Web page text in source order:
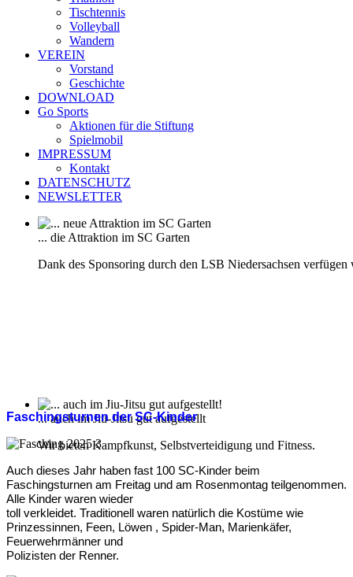
Tischtennis
Volleyball
Wandern
VEREIN
Vorstand
Geschichte
DOWNLOAD
Go Sports
Aktionen für die Stiftung
Spielmobil
IMPRESSUM
Kontakt
DATENSCHUTZ
NEWSLETTER
... die Attraktion im SC Garten
Dank des Sponsoring durch den LSB Niedersachsen
... auch im Jiu-Jitsu gut aufgestellt
Wir bieten Kampfkunst, Selbstverteidigung und Fitness.
Faschingsturnen der SC-Kinder
Auch dieses Jahr haben fast 100 SC-Kinder beim
Faschingsturnen am Freitag und am Rosenmontag teilgenommen.
Alle Kinder waren wieder
toll verkleidet. Traditionell waren natürlich die Kostüme wie
Prinzessinnen, Feen, Löwen , Spider-Man, Marienkäfer,
Feuerwehrmänner und
Polizisten der Renner.